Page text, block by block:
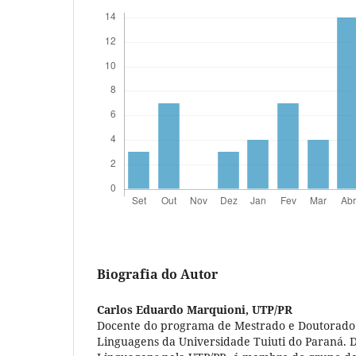
Biografia do Autor
Carlos Eduardo Marquioni, UTP/PR
Docente do programa de Mestrado e
Linguagens da Universidade Tuiuti do Paraná.